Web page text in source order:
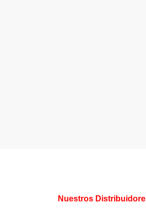
Nuestros